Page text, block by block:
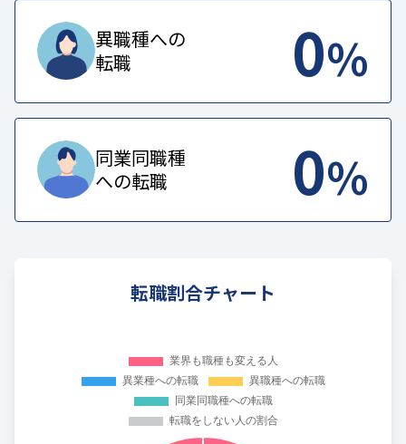
異職種への
転職
0%
同業同職種
への転職
0%
転職割合チャート